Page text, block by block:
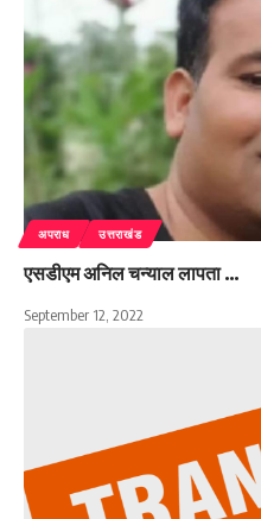
अपराध उत्तराखंड
एसडीएम अनिल चन्याल लापता …
September 12, 2022